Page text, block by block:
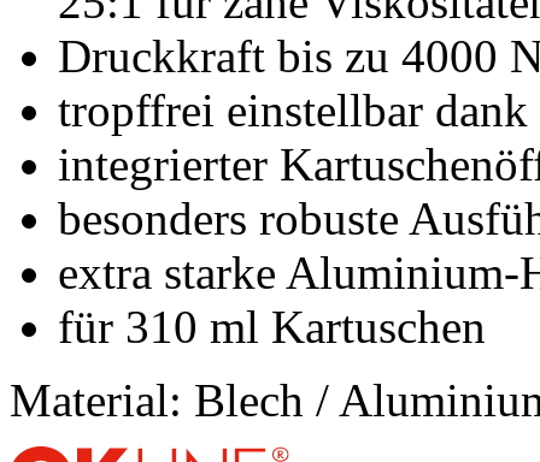
Druckkraft bis zu 4000
tropffrei einstellbar
integrierter
besonders robuste
extra starke
für 310 ml Kartuschen
Material: Blech /